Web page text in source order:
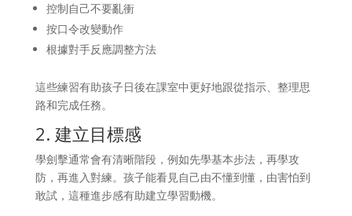
控制自己不要亂衝
按口令改變動作
根據對手反應調整方法
這些練習有助孩子日後在課室中更好地跟從指示、整理思
路和完成任務。
2. 建立目標感
學劍擊通常會有清晰階段，例如先學基本步法，再學攻
防，再進入對練。孩子能看見自己由不懂到懂，由害怕到
敢試，這種進步感有助建立學習動機。